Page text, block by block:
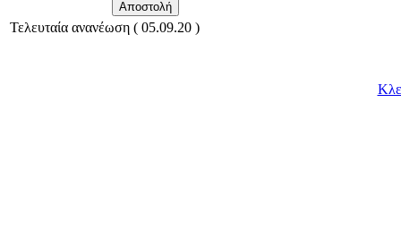
Τελευταία ανανέωση ( 05.09.20 )